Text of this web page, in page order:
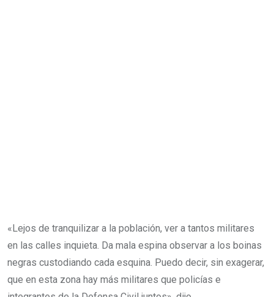
«Lejos de tranquilizar a la población, ver a tantos militares
en las calles inquieta. Da mala espina observar a los boinas
negras custodiando cada esquina. Puedo decir, sin exagerar,
que en esta zona hay más militares que policías e